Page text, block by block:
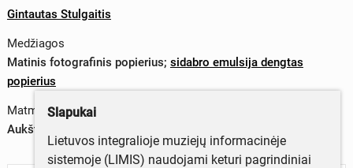
Gintautas Stulgaitis
Medžiagos
Matinis fotografinis popierius; sidabro emulsija dengtas
popierius
Matmenys
Aukštis x plotis (vaizdas) – 30,3 x 39,4 cm (2019-03-12)
Slapukai
Lietuvos integralioje muziejų informacinėje
sistemoje (LIMIS) naudojami keturi pagrindiniai